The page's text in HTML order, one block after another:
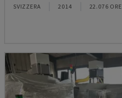
SVIZZERA 2014 22.076 ORE